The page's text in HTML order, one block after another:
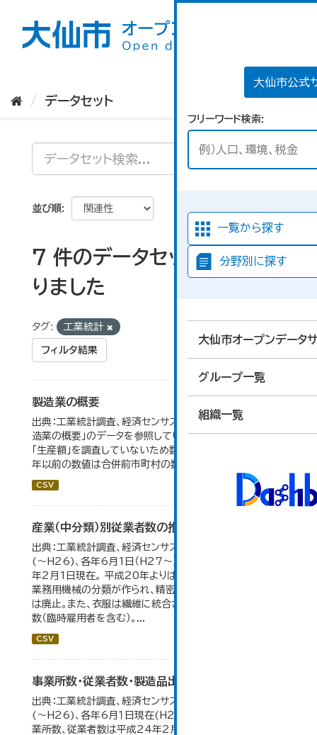
大仙市公式
フリーワード検索
一覧から探す
分野別に探す
大仙市オープンデータ
グループ一覧
組織一覧
データセット
並び順
7 件のデータセットが見つか
りました
タグ: 工業統計
フィルタ結果
製造業の概要
出典：工業統計調査、経済センサス。 大仙市の統計「5-7 製
造業の概要」のデータを参照しています。 2007年以前は
「生産額」を調査していないため数値はありません。 2004
年以前の数値は合併前市町村の数値を合算したものです。
CSV
産業（中分類）別従業者数の推移
出典：工業統計調査、経済センサス。 各年12月31日現在
(～H26)、各年6月1日（H27～）・平成23年のみ平成24
年2月1日現在。 平成20年よりはん用機械、生産用機械、
業務用機械の分類が作られ、精密機械、一般用機械の分類
は廃止。また、衣服は繊維に統合された。 数値は総従業者
数（臨時雇用者を含む）。...
CSV
事業所数・従業者数・製造品出荷額等の推移
出典：工業統計調査、経済センサス。各年12月31日現在
(～H26)、各年6月１日現在(H27～)。 平成23年のみ事
業所数、従業者数は平成24年2月1日現在。 大仙市の統計